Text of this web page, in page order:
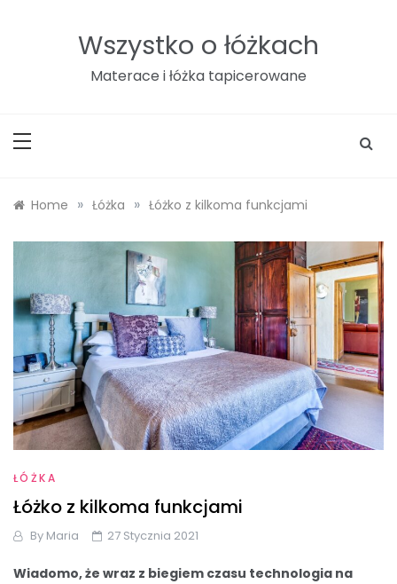
Wszystko o łóżkach
Materace i łóżka tapicerowane
Home » Łóżka » Łóżko z kilkoma funkcjami
ŁÓŻKA
Łóżko z kilkoma funkcjami
By Maria 27 Stycznia 2021
Wiadomo, że wraz z biegiem czasu technologia na